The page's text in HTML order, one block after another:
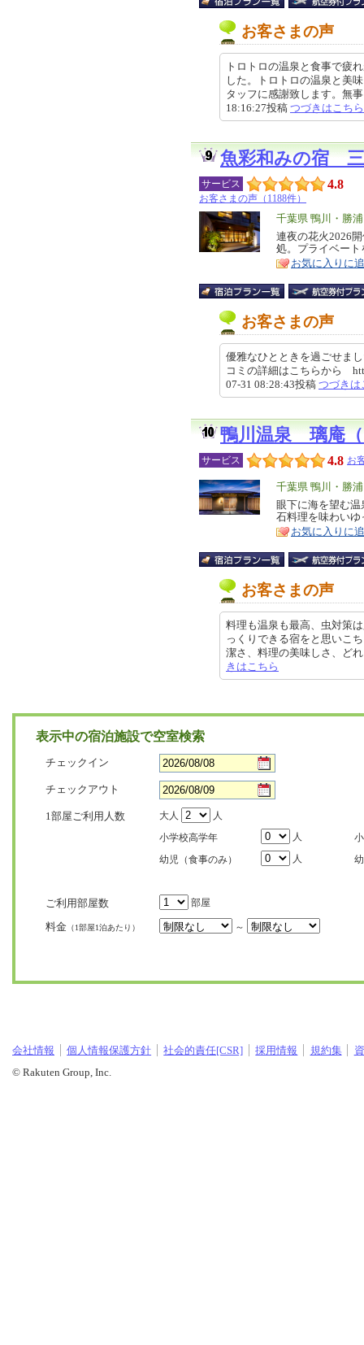
お客さまの声
トロトロの温泉と食事で疲
した。トロトロの温泉と美
タッフに感謝致します。無
18:16:27投稿 つづきはこちら
魚彩和みの宿
サービス 4.8
お客さまの声（1188件）
エ
リ
ア
千葉県 鴨川・勝
特
徴
連夜の花火2026
処。プライベー
お気に入りに
お客さまの声
優雅なひとときを過ごせま
コミの詳細はこちらから
07-31 08:28:43投稿 つづきは
鴨川温泉 璃庵
サービス 4.8 お
エ
リ
ア
千葉県 鴨川・勝
特
徴
眼下に海を望む
石料理を味わい
お気に入りに
お客さまの声
料理も温泉も最高、虫対策
っくりできる宿をと思いこ
潔さ、料理の美味しさ、ど
きはこちら
表示中の宿泊施設で空室検索
チェックイン
チェックアウト
1部屋ご利用人数 大人
人
小学校高学年
人
幼児（食事のみ）
人
ご利用部屋数 部屋
料金 （1部屋1泊あたり） ～
会社情報 個人情報保護方針 社会的責任[CSR] 採用情報 規約集
© Rakuten Group, Inc.